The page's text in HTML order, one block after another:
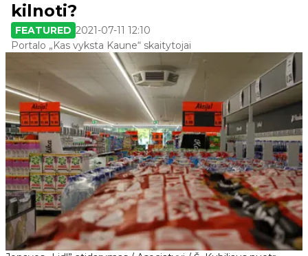
kilnoti?
FEATURED 2021-07-11 12:10
Portalo „Kas vyksta Kaune“ skaitytojai